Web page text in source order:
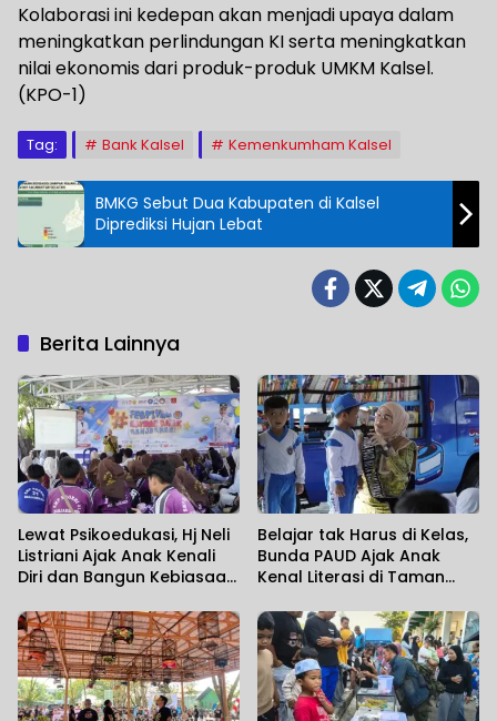
Kolaborasi ini kedepan akan menjadi upaya dalam
meningkatkan perlindungan KI serta meningkatkan
nilai ekonomis dari produk-produk UMKM Kalsel.
(KPO-1)
Tag: Bank Kalsel Kemenkumham Kalsel
BMKG Sebut Dua Kabupaten di Kalsel
Diprediksi Hujan Lebat
Berita Lainnya
Lewat Psikoedukasi, Hj Neli
Listriani Ajak Anak Kenali
Diri dan Bangun Kebiasaan
Belajar tak Harus di Kelas,
Bunda PAUD Ajak Anak
Kenal Literasi di Taman